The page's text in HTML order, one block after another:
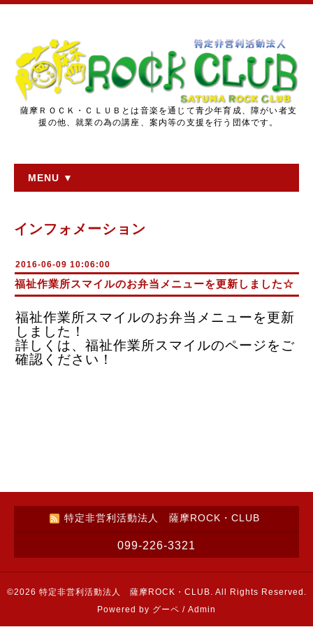
薩摩ＲＯＣＫ・ＣＬＵＢとは音楽を通じて青少年育成、障がい者支
援の他、就業の為の講座、案内等の支援を行う団体です。
MENU ▼
インフォメーション
2016-06-09 10:06:00
福祉作業所スマイルのお弁当メニューを更新しました☆
福祉作業所スマイルのお弁当メニューを更新
しました！
詳しくは、福祉作業所スマイルのページをご
確認ください！
特定非営利活動法人 薩摩ROCK・CLUB
099-226-3321
©2026 特定非営利活動法人 薩摩ROCK・CLUB. All Rights Reserved.
Powered by グーペ / Admin